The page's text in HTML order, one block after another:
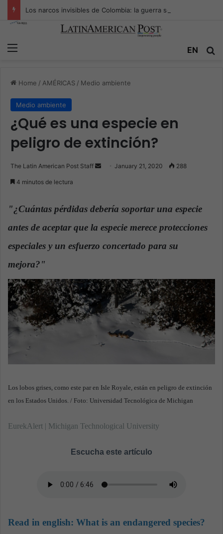
EN
Home / AMÉRICAS / Medio ambiente
Medio ambiente
¿Qué es una especie en
peligro de extinción?
The Latin American Post Staff
a
n
m
l
January 21, 2020 288
4 minutos de lectura
"¿Cuántas pérdidas debería soportar una especie
antes de aceptar que la especie merece protecciones
especiales y un esfuerzo concertado para su
mejora?"
Los lobos grises, como este par en Isle Royale, están en peligro de extinción
en los Estados Unidos. / Foto: Universidad Tecnológica de Michigan
EurekAlert | Michigan Technological University
Escucha este artículo
Read in english: What is an endangered species?